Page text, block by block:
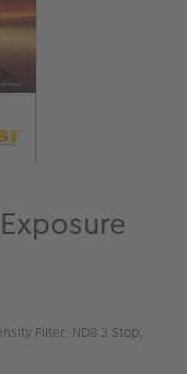
Filter: ND8 3 Stop,